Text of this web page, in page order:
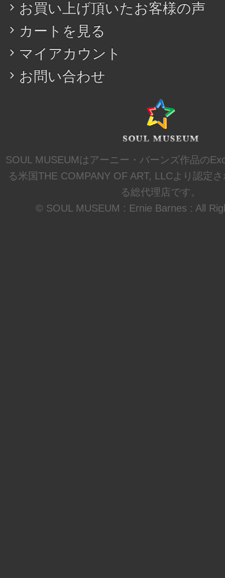
お買い上げ頂いたお客様の声
カートを見る
マイアカウント
お問い合わせ
SOUL MUSEUMはアーニー・バーンズ作品の
る米国THE COMPANY OF ART, LLCより認定
る総代理店です。
© SOUL MUSEUM : Ernie Barnes : All